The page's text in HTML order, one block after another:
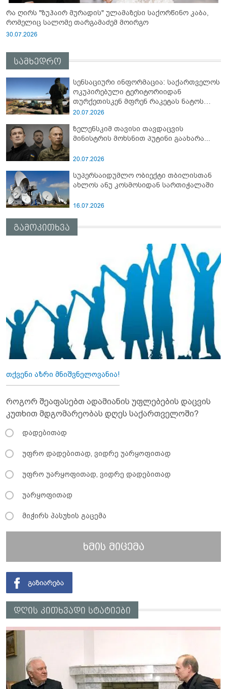
რა ღირს "ზუჰაირ მურადის" ულამაზესი საქორწინო კაბა,
რომელიც სალომე თარგამაძემ მოირგო
30.07.2026
სამხედრო
სენსაციური ინფორმაცია: საქართველოს
ოკუპირებული ტერიტორიიდან
თურქეთისკენ მფრენ რაკეტას ნატოს
სამიტი კინაღამ ჩაუშლია
20.07.2026
ზელენსკიმ თავისი თავდაცვის
მინისტრის მოხსნით პუტინი გაახარა...
20.07.2026
სუპერსაიდუმლო ობიექტი თბილისთან
ახლოს ანუ კოსმოსიდან სართიჭალაში
16.07.2026
გამოკითხვა
თქვენი აზრი მნიშვნელოვანია!
როგორ შეაფასებთ ადამიანის უფლებების დაცვის
კუთხით მდგომარეობას დღეს საქართველოში?
დადებითად
უფრო დადებითად, ვიდრე უარყოფითად
უფრო უარყოფითად, ვიდრე დადებითად
უარყოფითად
მიჭირს პასუხის გაცემა
ხმის მიცემა
დღის კითხვადი სტატიები